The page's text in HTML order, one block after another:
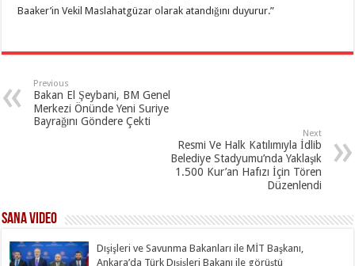
Baaker’in Vekil Maslahatgüzar olarak atandığını duyurur.”
Previous
Bakan El Şeybani, BM Genel
Merkezi Önünde Yeni Suriye
Bayrağını Göndere Çekti
Next
Resmi Ve Halk Katılımıyla İdlib
Belediye Stadyumu’nda Yaklaşık
1.500 Kur’an Hafızı İçin Tören
Düzenlendi
SANA Video
Dışişleri ve Savunma Bakanları ile MİT Başkanı,
Ankara’da Türk Dışişleri Bakanı ile görüştü